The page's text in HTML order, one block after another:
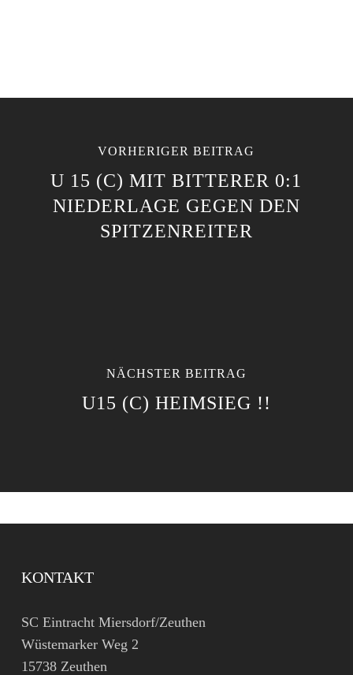
VORHERIGER BEITRAG
U 15 (C) MIT BITTERER 0:1
NIEDERLAGE GEGEN DEN
SPITZENREITER
NÄCHSTER BEITRAG
U15 (C) HEIMSIEG !!
KONTAKT
SC Eintracht Miersdorf/Zeuthen
Wüstemarker Weg 2
15738 Zeuthen